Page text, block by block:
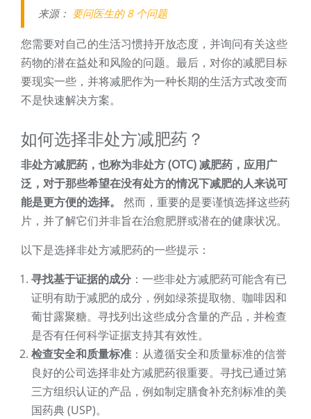
来源： 要问医生的 8 个问题
您需要对自己的生活习惯持开放态度，并询问有关这些
药物的潜在益处和风险的问题。最后，对你的减肥目标
要现实一些，并将减肥作为一种长期的生活方式改变而
不是快速解决方案。
如何选择非处方减肥药？
非处方减肥药，也称为非处方 (OTC) 减肥药，应用广
泛，对于那些希望在没有处方的情况下减肥的人来说可
能是更方便的选择。
然而，重要的是要谨慎选择这些药
片，并了解它们并非旨在治愈肥胖或潜在的健康状况。
以下是选择非处方减肥药的一些提示：
寻找基于证据的成分 ：一些非处方减肥药可能含有已
证明有助于减肥的成分，例如绿茶提取物、咖啡因和
葡甘露聚糖。寻找列出这些成分含量的产品，并检查
是否有任何科学证据支持其有效性。
检查安全和质量标准 ：从遵循安全和质量标准的信誉
良好的公司选择非处方减肥药很重要。寻找已通过第
三方组织认证的产品，例如制定膳食补充剂标准的美
国药典 (USP)。